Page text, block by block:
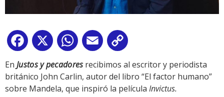
Facebook
X WhatsApp
Email
Link
En Justos y pecadoresrecibimos al escritor y periodista
británico John Carlin, autor del libro “El factor humano”
sobre Mandela, que inspiró la película Invictus.